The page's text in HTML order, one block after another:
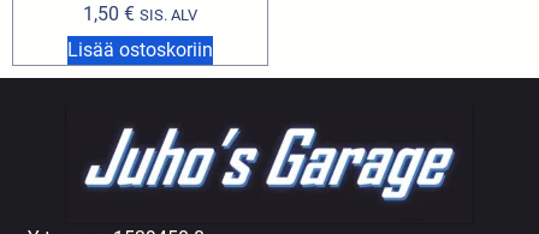
1,50 € SIS. ALV
Lisää ostoskoriin